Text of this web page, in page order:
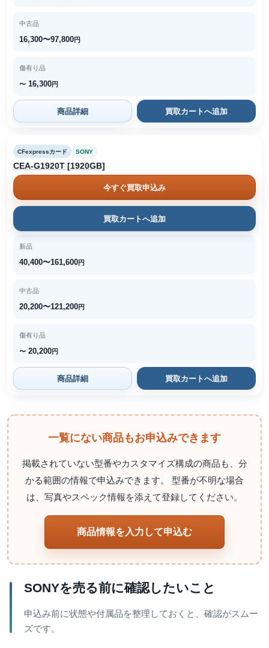
中古品
16,300〜97,800円
傷有り品
〜 16,300円
商品詳細 買取カートへ追加
CFexpressカード SONY
CEA-G1920T [1920GB]
今すぐ買取申込み
買取カートへ追加
新品
40,400〜161,600円
中古品
20,200〜121,200円
傷有り品
〜 20,200円
商品詳細 買取カートへ追加
一覧にない商品もお申込みできます
掲載されていない型番やカスタマイズ構成の商品も、分
かる範囲の情報で申込みできます。 型番が不明な場合
は、写真やスペック情報を添えて登録してください。
商品情報を入力して申込む
SONYを売る前に確認したいこと
申込み前に状態や付属品を整理しておくと、確認がスムー
ズです。